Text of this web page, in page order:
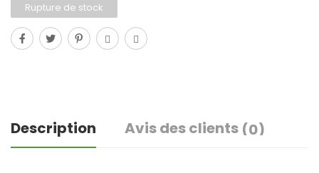
Rupture de stock
Description Avis des clients (0)